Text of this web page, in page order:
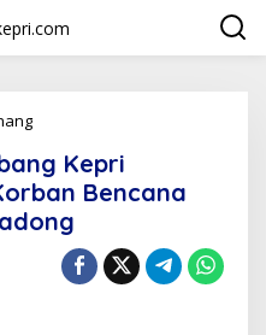
J
a
s
a
Kepri
Bencana